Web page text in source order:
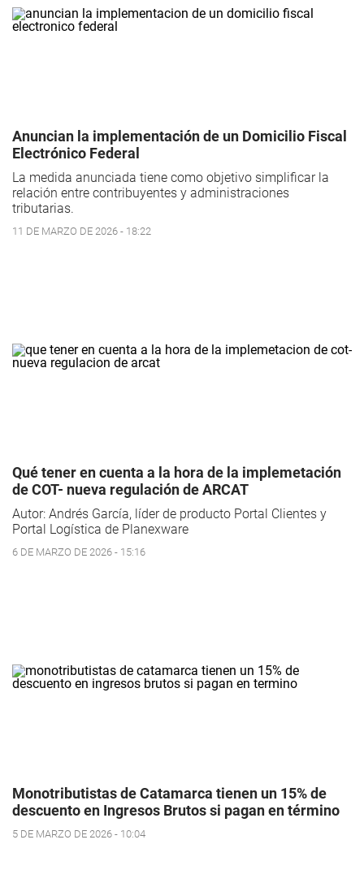
Anuncian la implementación de un Domicilio Fiscal
Electrónico Federal
La medida anunciada tiene como objetivo simplificar la
relación entre contribuyentes y administraciones
tributarias.
11 DE MARZO DE 2026 - 18:22
Qué tener en cuenta a la hora de la implemetación
de COT- nueva regulación de ARCAT
Autor: Andrés García, líder de producto Portal Clientes y
Portal Logística de Planexware
6 DE MARZO DE 2026 - 15:16
Monotributistas de Catamarca tienen un 15% de
descuento en Ingresos Brutos si pagan en término
5 DE MARZO DE 2026 - 10:04